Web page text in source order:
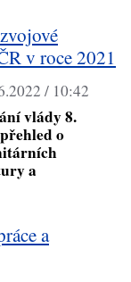
v roce 2021
/ 10:42
vlády 8.
o
a
a